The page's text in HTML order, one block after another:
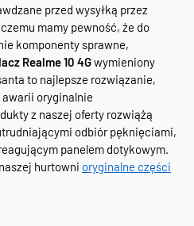
przed wysyłką przez
mamy pewność, że do
komponenty sprawne,
Realme 10 4Gwymieniony
to najlepsze rozwiązanie,
oryginalnie
z naszej oferty rozwiążą
odbiór pęknięciami,
panelem dotykowym.
hurtowni oryginalne części